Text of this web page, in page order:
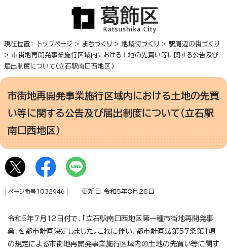
現在位置： トップページ > まちづくり > 地域街づくり > 駅周辺の街づくり
> 市街地再開発事業施行区域内における土地の先買い等に関する公告及び
届出制度について（立石駅南口西地区）
市街地再開発事業施行区域内における土地の先買
い等に関する公告及び届出制度について（立石駅
南口西地区）
ページ番号1032946 更新日 令和5年8月28日
令和5年7月12日付で、「立石駅南口西地区第一種市街地再開発事
業」を都市計画決定しました。これに伴い、都市計画法第57条第1項
の規定による市街地再開発事業施行区域内の土地の先買い等に関す